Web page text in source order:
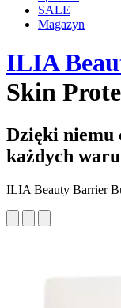
SALE
Magazyn
ILIA
Skin
Dzięki niemu
każdych
ILIA Beauty Barrier